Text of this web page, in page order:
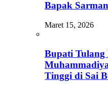
Bapak Sarman
Maret 15, 2026
Bupati Tulang
Tinggi di Sai